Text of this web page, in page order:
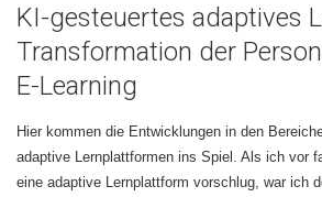
KI-gesteuertes adaptives
Transformation der
E-Learning
Hier kommen die Entwicklungen in den
adaptive Lernplattformen ins Spiel. Als ich vor
eine adaptive Lernplattform vorschlug, war ich